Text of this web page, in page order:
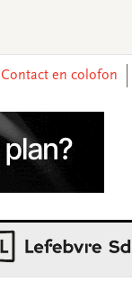
Contact en colofon